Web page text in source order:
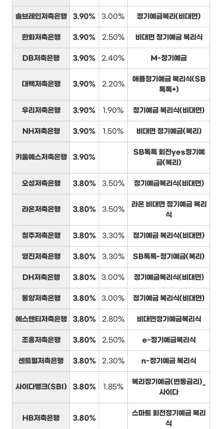
솔브레인저축은행 3.90% 3.00% 정기예금복리(비대면)
한화저축은행 3.90% 2.50% 비대면 정기예금 복리식
DB저축은행 3.90% 2.40% M-정기예금
대백저축은행 3.90% 2.20%
애플정기예금 복리식(SB
톡톡+)
우리저축은행 3.90% 1.90% 정기예금 복리식(비대면)
NH저축은행 3.90% 1.50% 비대면 정기예금(복리)
키움예스저축은행 3.90%
SB톡톡 회전yes정기예
금(복리)
오성저축은행 3.80% 3.50% 정기예금복리식(비대면)
라온저축은행 3.80% 3.50%
라온 비대면 정기예금 복리
식
청주저축은행 3.80% 3.30% 정기예금 복리식(비대면)
영진저축은행 3.80% 3.30% SB톡톡-정기예금(복리)
DH저축은행 3.80% 3.00% 정기예금복리식(비대면)
동양저축은행 3.80% 3.00% 정기예금 복리식(비대면)
에스앤티저축은행 3.80% 2.80% 비대면정기예금복리식
조흥저축은행 3.80% 2.50% e-정기예금복리식
센트럴저축은행 3.80% 2.30% n-정기예금 복리식
사이다뱅크(SBI) 3.80% 1.85%
복리정기예금(변동금리)_
사이다
HB저축은행 3.80%
스마트 회전정기예금 복리
식